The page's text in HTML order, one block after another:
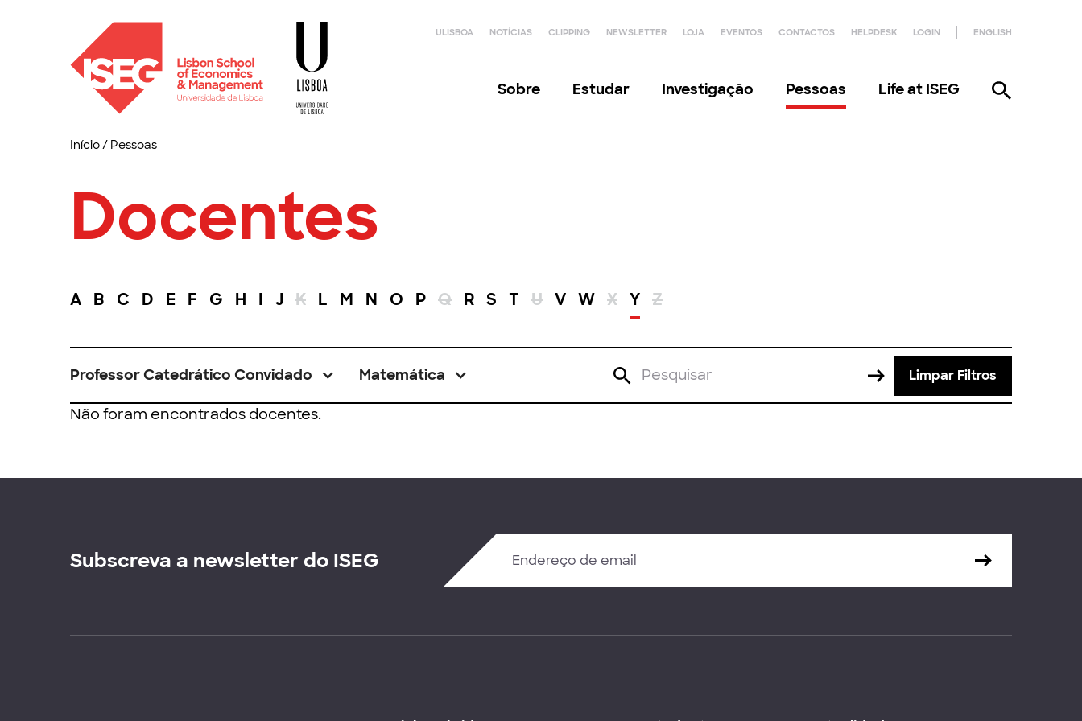
ULISBOA NOTÍCIAS CLIPPING NEWSLETTER LOJA EVENTOS CONTACTOS HELPDESK LOGIN ENGLISH
Sobre Estudar Investigação Pessoas Life at ISEG
Início/ Pessoas
Docentes
A B C D E F G H I J K L M N O P Q R S T U V W X Y Z
Professor Catedrático Convidado Matemática Limpar Filtros
Não foram encontrados docentes.
Subscreva a newsletter do ISEG